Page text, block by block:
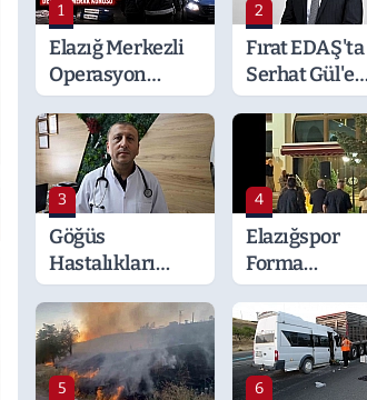
1
Elazığ Merkezli
Operasyon
Malatya ve
Kocaeli’ne
Sıçradı: Detaylar
Merak Konusu
2
Fırat EDAŞ'ta
Serhat Gül'e
Önemli
3
Göğüs
Hastalıkları
Uzmanı
Erden'den
Hayati Klima
Uyarısı
4
Elazığspor
Forma
Kısa Süreli
Gerginlik
5 6